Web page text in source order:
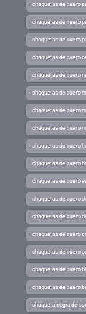
chaquetas de cuero
chaquetas de cuero
chaquetas de cuero
chaquetas de cuero
chaquetas de cuero
chaquetas de cuero
chaquetas de cuero
chaquetas de cuero
chaquetas de cuero
chaquetas de cuero
chaquetas de cuero
chaquetas de cuero
chaquetas de cuero
chaquetas de cuero
chaquetas de cuero
chaquetas de cuero
chaquetas de cuero
chaqueta negra de